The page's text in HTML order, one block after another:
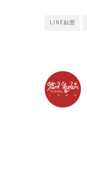
LINE贴图